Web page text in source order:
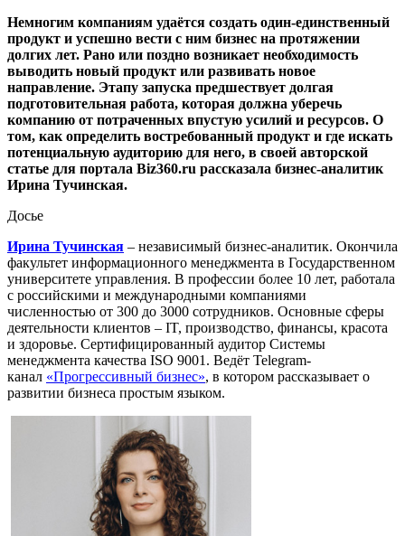
Немногим компаниям удаётся создать один-единственный
продукт и успешно вести с ним бизнес на протяжении
долгих лет. Рано или поздно возникает необходимость
выводить новый продукт или развивать новое
направление. Этапу запуска предшествует долгая
подготовительная работа, которая должна уберечь
компанию от потраченных впустую усилий и ресурсов. О
том, как определить востребованный продукт и где искать
потенциальную аудиторию для него, в своей авторской
статье для портала Biz360.ru рассказала бизнес-аналитик
Ирина Тучинская.
Досье
Ирина Тучинская – независимый бизнес-аналитик. Окончила
факультет информационного менеджмента в Государственном
университете управления. В профессии более 10 лет, работала
с российскими и международными компаниями
численностью от 300 до 3000 сотрудников. Основные сферы
деятельности клиентов – IT, производство, финансы, красота
и здоровье. Сертифицированный аудитор Системы
менеджмента качества ISO 9001. Ведёт Telegram-
канал «Прогрессивный бизнес», в котором рассказывает о
развитии бизнеса простым языком.